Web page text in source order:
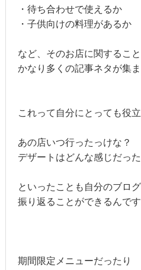
・待ち合わせで使えるか
・子供向けの料理があるか
など、そのお店に関するこ
かなり多くの記事ネタが集ま
これって自分にとっても役
あの店いつ行ったっけな？
デザートはどんな感じだっ
といったことも自分のブロ
振り返ることができるんです
期間限定メニューだったり